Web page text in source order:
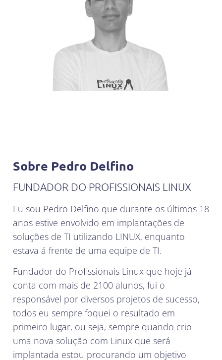
Sobre Pedro Delfino
FUNDADOR DO PROFISSIONAIS LINUX​
Eu sou Pedro Delfino que durante os últimos 18
anos estive envolvido em implantações de
soluções de TI utilizando LINUX, enquanto
estava á frente de uma equipe de TI.
Fundador do Profissionais Linux que hoje já
conta com mais de 2100 alunos, fui o
responsável por diversos projetos de sucesso,
todos eu sempre foquei o resultado em
primeiro lugar, ou seja, sempre quando crio
uma nova solução com Linux que será
implantada estou procurando um objetivo